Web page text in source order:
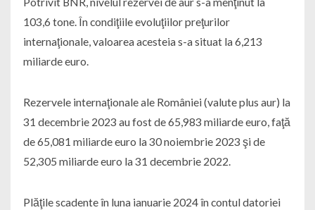
103,6 tone. În condiţiile evoluţiilor preţurilor
internaţionale, valoarea acesteia s-a situat la 6,213
miliarde euro.
Rezervele internaţionale ale României (valute plus aur) la
31 decembrie 2023 au fost de 65,983 miliarde euro, faţă
de 65,081 miliarde euro la 30 noiembrie 2023 şi de
52,305 miliarde euro la 31 decembrie 2022.
Plăţile scadente în luna ianuarie 2024 în contul datoriei